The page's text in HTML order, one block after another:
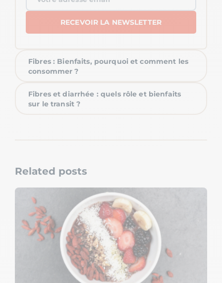
Fibres : Bienfaits, pourquoi et comment les
consommer ?
Fibres et diarrhée : quels rôle et bienfaits
sur le transit ?
Related posts